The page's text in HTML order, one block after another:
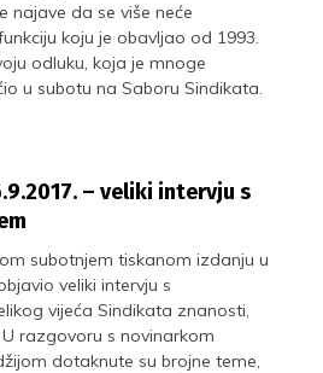
najave da se više neće
koju je obavljao od 1993.
odluku, koja je mnoge
u subotu na Saboru Sindikata.
– veliki intervju s
subotnjem tiskanom izdanju u
veliki intervju s
vijeća Sindikata znanosti,
razgovoru s novinarkom
dotaknute su brojne teme,